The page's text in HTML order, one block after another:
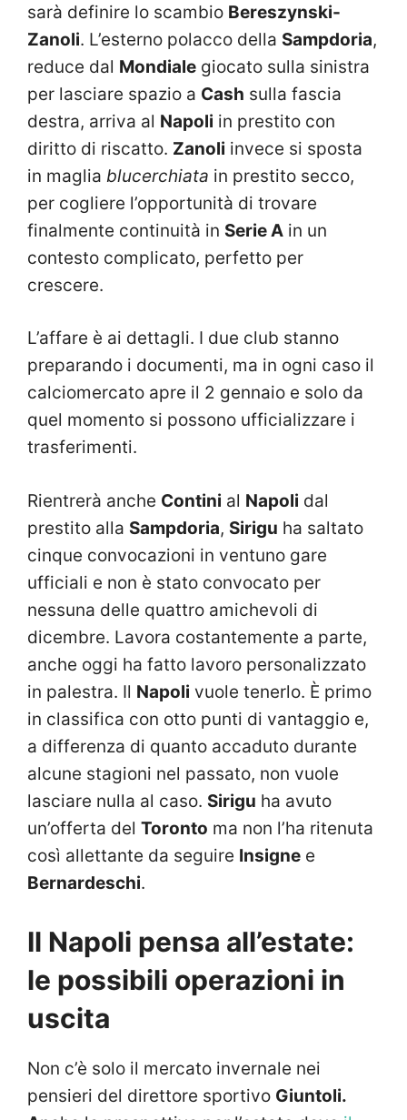
sarà definire lo scambio Bereszynski-
Zanoli. L’esterno polacco della Sampdoria,
reduce dal Mondiale giocato sulla sinistra
per lasciare spazio a Cash sulla fascia
destra, arriva al Napoli in prestito con
diritto di riscatto. Zanoli invece si sposta
in maglia blucerchiata in prestito secco,
per cogliere l’opportunità di trovare
finalmente continuità in Serie A in un
contesto complicato, perfetto per
crescere.
L’affare è ai dettagli. I due club stanno
preparando i documenti, ma in ogni caso il
calciomercato apre il 2 gennaio e solo da
quel momento si possono ufficializzare i
trasferimenti.
Rientrerà anche Contini al Napoli dal
prestito alla Sampdoria, Sirigu ha saltato
cinque convocazioni in ventuno gare
ufficiali e non è stato convocato per
nessuna delle quattro amichevoli di
dicembre. Lavora costantemente a parte,
anche oggi ha fatto lavoro personalizzato
in palestra. Il Napoli vuole tenerlo. È primo
in classifica con otto punti di vantaggio e,
a differenza di quanto accaduto durante
alcune stagioni nel passato, non vuole
lasciare nulla al caso. Sirigu ha avuto
un’offerta del Toronto ma non l’ha ritenuta
così allettante da seguire Insigne e
Bernardeschi.
Il Napoli pensa all’estate:
le possibili operazioni in
uscita
Non c’è solo il mercato invernale nei
pensieri del direttore sportivo Giuntoli.